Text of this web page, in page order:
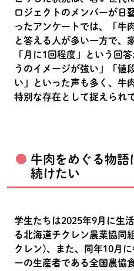
ロジェクトのメンバーが日
ったアンケートでは、「牛
と答える人が多い一方で、
「月に1回程度」という回
うのイメージが強い」「値
い」といった声も多く、牛
特別な存在として捉えられ
牛肉をめぐる物語
続けたい
学生たちは2025年9月に生
る北海道チクレン農業協同
クレン)、また、同年10月
ーの生産者である全国農協